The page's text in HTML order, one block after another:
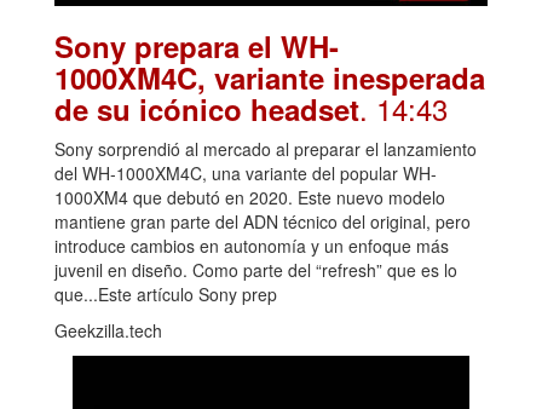
Sony prepara el WH-
1000XM4C, variante inesperada
de su icónico headset. 14:43
Sony sorprendió al mercado al preparar el lanzamiento
del WH-1000XM4C, una variante del popular WH-
1000XM4 que debutó en 2020. Este nuevo modelo
mantiene gran parte del ADN técnico del original, pero
introduce cambios en autonomía y un enfoque más
juvenil en diseño. Como parte del “refresh” que es lo
que...Este artículo Sony prep
Geekzilla.tech